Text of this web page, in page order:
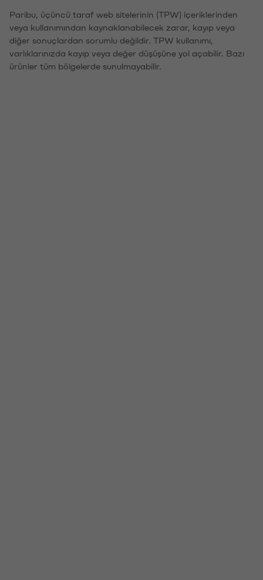
Paribu, üçüncü taraf web sitelerinin (TPW) içeriklerinden
veya kullanımından kaynaklanabilecek zarar, kayıp veya
diğer sonuçlardan sorumlu değildir. TPW kullanımı,
varlıklarınızda kayıp veya değer düşüşüne yol açabilir. Bazı
ürünler tüm bölgelerde sunulmayabilir.